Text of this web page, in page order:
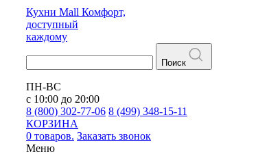
Кухни Mall Комфорт,
доступный
каждому
Поиск
ПН-ВС
с 10:00 до 20:00
8 (800) 302-77-06 8 (499) 348-15-11
КОРЗИНА
0 товаров. Заказать звонок
Меню